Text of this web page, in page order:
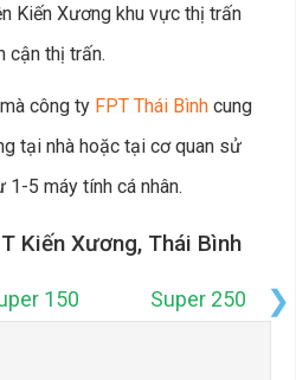
Kiến Xương khu vực thị trấn
cận thị trấn.
công ty FPT Thái Bình cung
tại nhà hoặc tại cơ quan sử
5 máy tính cá nhân.
Kiến Xương, Thái Bình
150 Super 250